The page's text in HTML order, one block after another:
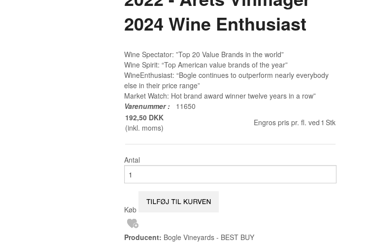
2024 Wine Enthusiast
Wine Spectator: ”Top 20 Value Brands in the world”
Wine Spirit: “Top American value brands of the year”
WineEnthusiast: “Bogle continues to outperform nearly everybody
else in their price range”
Market Watch: Hot brand award winner twelve years in a row”
Varenummer:
11650
192,50 DKK
(inkl. moms)
Engros pris pr. fl. ved 1 Stk
Antal
Køb
Producent: Bogle Vineyards - BEST BUY